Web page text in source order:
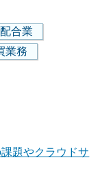
配合業
業務
題やクラウドサ